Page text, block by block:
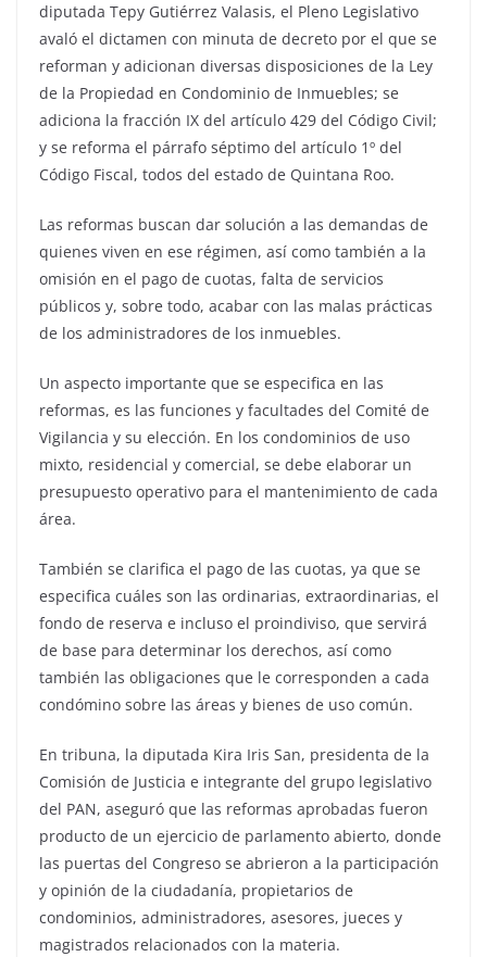
diputada Tepy Gutiérrez Valasis, el Pleno Legislativo
avaló el dictamen con minuta de decreto por el que se
reforman y adicionan diversas disposiciones de la Ley
de la Propiedad en Condominio de Inmuebles; se
adiciona la fracción IX del artículo 429 del Código Civil;
y se reforma el párrafo séptimo del artículo 1º del
Código Fiscal, todos del estado de Quintana Roo.
Las reformas buscan dar solución a las demandas de
quienes viven en ese régimen, así como también a la
omisión en el pago de cuotas, falta de servicios
públicos y, sobre todo, acabar con las malas prácticas
de los administradores de los inmuebles.
Un aspecto importante que se especifica en las
reformas, es las funciones y facultades del Comité de
Vigilancia y su elección. En los condominios de uso
mixto, residencial y comercial, se debe elaborar un
presupuesto operativo para el mantenimiento de cada
área.
También se clarifica el pago de las cuotas, ya que se
especifica cuáles son las ordinarias, extraordinarias, el
fondo de reserva e incluso el proindiviso, que servirá
de base para determinar los derechos, así como
también las obligaciones que le corresponden a cada
condómino sobre las áreas y bienes de uso común.
En tribuna, la diputada Kira Iris San, presidenta de la
Comisión de Justicia e integrante del grupo legislativo
del PAN, aseguró que las reformas aprobadas fueron
producto de un ejercicio de parlamento abierto, donde
las puertas del Congreso se abrieron a la participación
y opinión de la ciudadanía, propietarios de
condominios, administradores, asesores, jueces y
magistrados relacionados con la materia.